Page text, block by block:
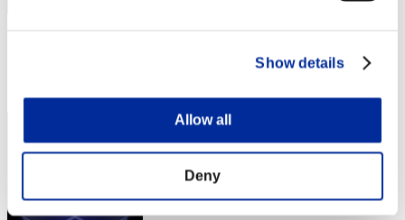
Show details
Allow all
Deny